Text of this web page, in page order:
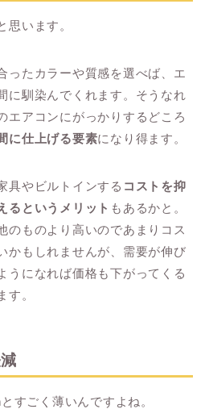
思います。
ったカラーや質感を選べば、エ
に馴染んでくれます。そうなれ
エアコンにがっかりするどころ
に仕上げる要素になり得ます。
具やビルトインする コストを抑
るというメリット もあるかと。
のものより高いのであまりコス
かもしれませんが、需要が伸び
うになれば価格も下がってくる
す。
とすごく薄いんですよね。